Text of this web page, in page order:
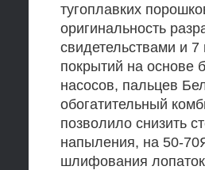
тугоплавких
оригинальность
свидетельствами и
покрытий на основе
насосов, пальцев
обогатительный
позволило снизить
напыления, на 50-
шлифования